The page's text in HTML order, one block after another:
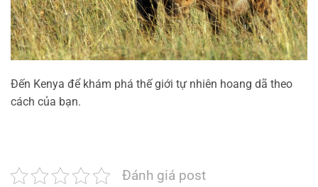
Đến Kenya để khám phá thế giới tự nhiên hoang dã theo
cách của bạn.
Đánh giá post